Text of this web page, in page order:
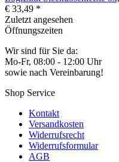
€ 33,49 *
Zuletzt angesehen
Öffnungszeiten
Wir sind für Sie da:
Mo-Fr, 08:00 - 12:00 Uhr
sowie nach Vereinbarung!
Shop Service
Kontakt
Versandkosten
Widerrufsrecht
Widerrufsformular
AGB